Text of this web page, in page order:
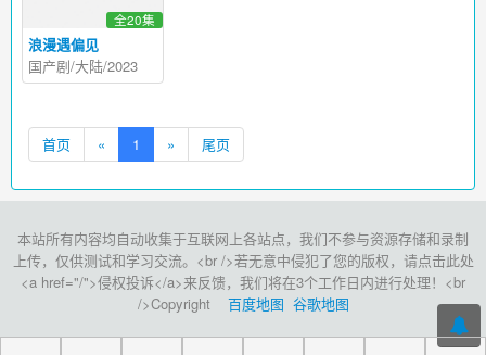
浪漫遇偏见
全20集
国产剧/大陆/2023
首页 « 1 » 尾页
本站所有内容均自动收集于互联网上各站点，我们不参与资源存储和录制
上传，仅供测试和学习交流。<br />若无意中侵犯了您的版权，请点击此处
<a href="/">侵权投诉</a>来反馈，我们将在3个工作日内进行处理！<br
/>Copyright 百度地图 谷歌地图